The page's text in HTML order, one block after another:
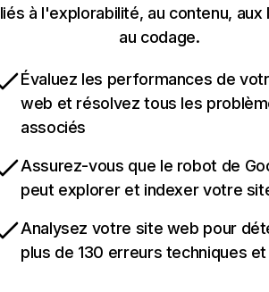
liés à l'explorabilité, au contenu, aux
au codage.
Évaluez les performances de
web et résolvez tous les
associés
Assurez-vous que le robot de
peut explorer et indexer votre
Analysez votre site web pour
plus de 130 erreurs techniques et